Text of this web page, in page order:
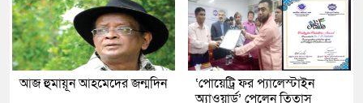
আজ হুমায়ূন আহমেদের জন্মদিন
‘পোয়েট্রি ফর প্যালেস্টাইন
অ্যাওয়ার্ড’ পেলেন তিতাস